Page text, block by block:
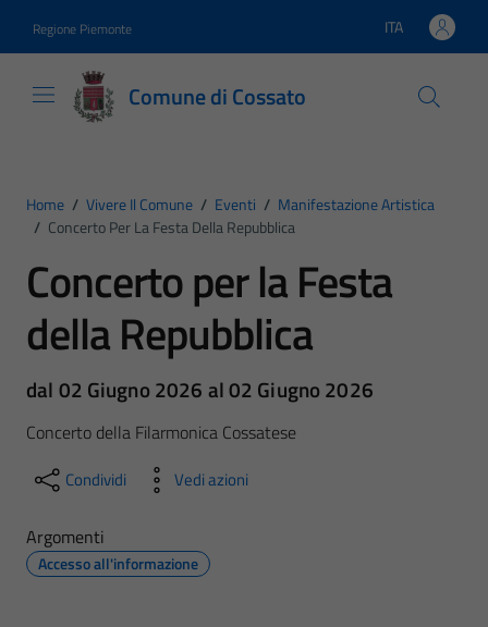
Regione Piemonte Lingua attiva:
ITA
Comune di Cossato
Home / Vivere Il Comune / Eventi / Manifestazione Artistica
/ Concerto Per La Festa Della Repubblica
Concerto per la Festa
della Repubblica
dal 02 Giugno 2026 al 02 Giugno 2026
Concerto della Filarmonica Cossatese
Condividi Vedi azioni
Argomenti
Accesso all'informazione